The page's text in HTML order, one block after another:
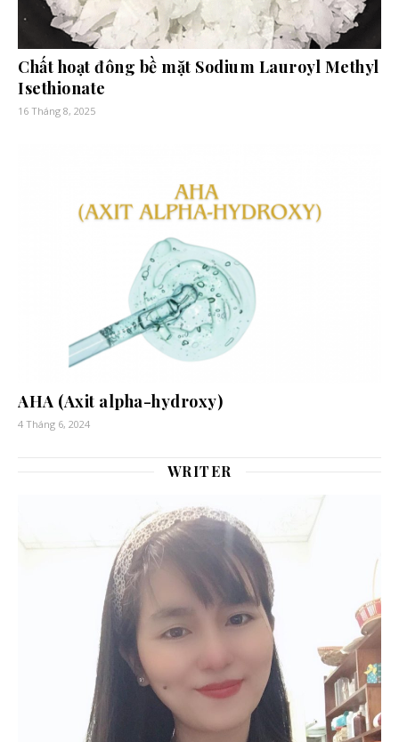
Chất hoạt đông bề mặt Sodium Lauroyl Methyl
Isethionate
16 Tháng 8, 2025
AHA (Axit alpha-hydroxy)
4 Tháng 6, 2024
WRITER